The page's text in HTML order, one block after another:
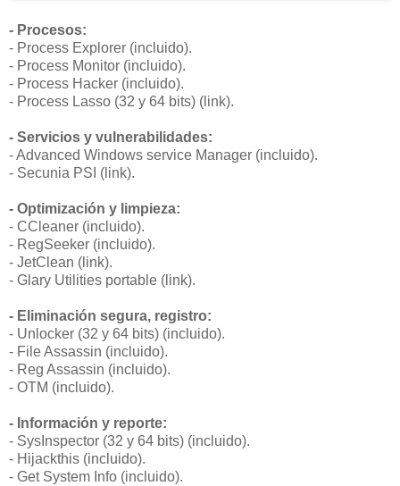
- Procesos:
- Process Explorer (incluido).
- Process Monitor (incluido).
- Process Hacker (incluido).
- Process Lasso (32 y 64 bits) (link).
- Servicios y vulnerabilidades:
- Advanced Windows service Manager (incluido).
- Secunia PSI (link).
- Optimización y limpieza:
- CCleaner (incluido).
- RegSeeker (incluido).
- JetClean (link).
- Glary Utilities portable (link).
- Eliminación segura, registro:
- Unlocker (32 y 64 bits) (incluido).
- File Assassin (incluido).
- Reg Assassin (incluido).
- OTM (incluido).
- Información y reporte:
- SysInspector (32 y 64 bits) (incluido).
- Hijackthis (incluido).
- Get System Info (incluido).